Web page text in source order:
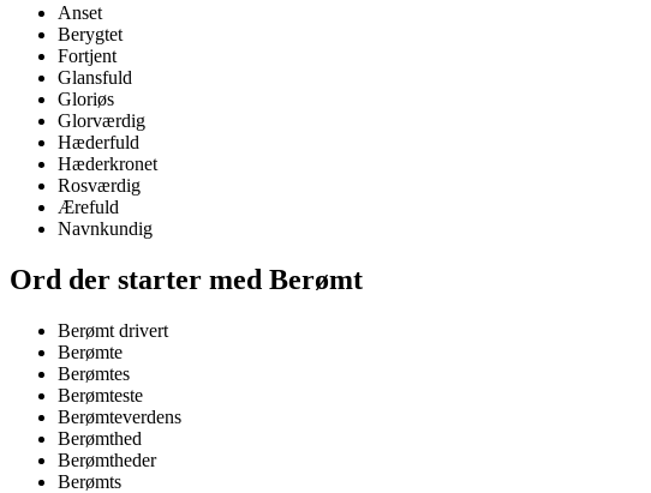
Anset
Berygtet
Fortjent
Glansfuld
Gloriøs
Glorværdig
Hæderfuld
Hæderkronet
Rosværdig
Ærefuld
Navnkundig
Ord der starter med Berømt
Berømt drivert
Berømte
Berømtes
Berømteste
Berømteverdens
Berømthed
Berømtheder
Berømts